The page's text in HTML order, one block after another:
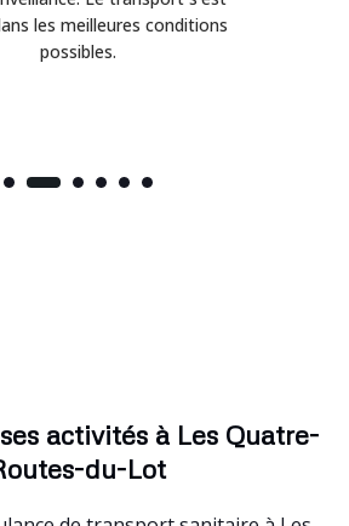
les meilleures conditions
possibles.
activités à Les Quatre-
du-Lot